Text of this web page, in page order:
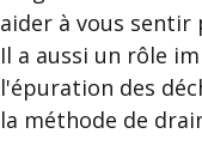
aider à vous sentir
Il a aussi un rôle
l'épuration des
la méthode de